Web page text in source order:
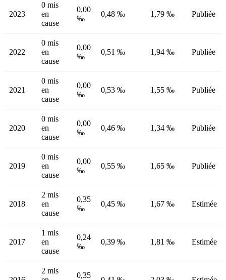
2023
0 mis
en
cause
0,00
‰
0,48 ‰ 1,79 ‰ Publiée
2022
0 mis
en
cause
0,00
‰
0,51 ‰ 1,94 ‰ Publiée
2021
0 mis
en
cause
0,00
‰
0,53 ‰ 1,55 ‰ Publiée
2020
0 mis
en
cause
0,00
‰
0,46 ‰ 1,34 ‰ Publiée
2019
0 mis
en
cause
0,00
‰
0,55 ‰ 1,65 ‰ Publiée
2018
2 mis
en
cause
0,35
‰
0,45 ‰ 1,67 ‰ Estimée
2017
1 mis
en
cause
0,24
‰
0,39 ‰ 1,81 ‰ Estimée
2 mis
0,35